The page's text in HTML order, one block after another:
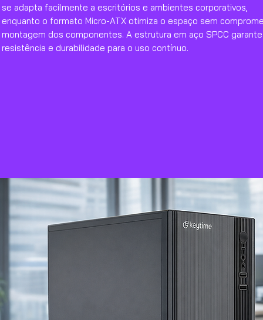
se adapta facilmente a escritórios e ambientes corporativos,
enquanto o formato Micro-ATX otimiza o espaço sem
montagem dos componentes. A estrutura em aço SPCC garante
resistência e durabilidade para o uso contínuo.